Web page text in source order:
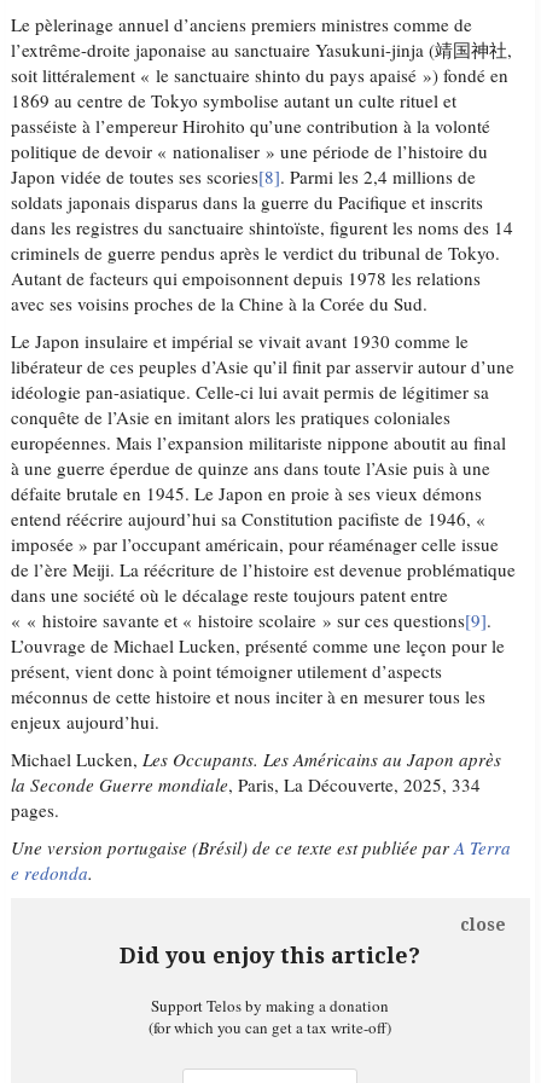
Le pèlerinage annuel d’anciens premiers ministres comme de
l’extrême-droite japonaise au sanctuaire Yasukuni-jinja (靖国神社,
soit littéralement « le sanctuaire shinto du pays apaisé ») fondé en
1869 au centre de Tokyo symbolise autant un culte rituel et
passéiste à l’empereur Hirohito qu’une contribution à la volonté
politique de devoir « nationaliser » une période de l’histoire du
Japon vidée de toutes ses scories[8]. Parmi les 2,4 millions de
soldats japonais disparus dans la guerre du Pacifique et inscrits
dans les registres du sanctuaire shintoïste, figurent les noms des 14
criminels de guerre pendus après le verdict du tribunal de Tokyo.
Autant de facteurs qui empoisonnent depuis 1978 les relations
avec ses voisins proches de la Chine à la Corée du Sud.
Le Japon insulaire et impérial se vivait avant 1930 comme le
libérateur de ces peuples d’Asie qu’il finit par asservir autour d’une
idéologie pan-asiatique. Celle-ci lui avait permis de légitimer sa
conquête de l’Asie en imitant alors les pratiques coloniales
européennes. Mais l’expansion militariste nippone aboutit au final
à une guerre éperdue de quinze ans dans toute l’Asie puis à une
défaite brutale en 1945. Le Japon en proie à ses vieux démons
entend réécrire aujourd’hui sa Constitution pacifiste de 1946, «
imposée » par l’occupant américain, pour réaménager celle issue
de l’ère Meiji. La réécriture de l’histoire est devenue problématique
dans une société où le décalage reste toujours patent entre
« « histoire savante et « histoire scolaire » sur ces questions[9].
L’ouvrage de Michael Lucken, présenté comme une leçon pour le
présent, vient donc à point témoigner utilement d’aspects
méconnus de cette histoire et nous inciter à en mesurer tous les
enjeux aujourd’hui.
Michael Lucken,Les Occupants. Les Américains au Japon après
la Seconde Guerre mondiale, Paris, La Découverte, 2025, 334
pages.
Une version portugaise (Brésil) de ce texte est publiée parA Terra
e redonda.
Did you enjoy this article?
close
Support Telos by making a donation
(for which you can get a tax write-off)